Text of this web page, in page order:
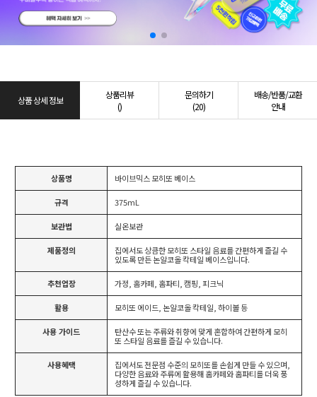
상품 상세 정보
상품리뷰
()
문의하기
(20)
배송/반품/교환
안내
상품명 바이브믹스 모히또 베이스
규격 375mL
보관법 실온보관
제품정의
집에서도 상큼한 모히또 스타일 음료를 간편하게 즐길 수
있도록 만든 논알코올 칵테일 베이스입니다.
추천업장 가정, 홈카페, 홈파티, 캠핑, 피크닉
활용 모히또 에이드, 논알코올 칵테일, 하이볼 등
사용 가이드
탄산수 또는 주류와 취향에 맞게 혼합하여 간편하게 모히
또 스타일 음료를 즐길 수 있습니다.
사용혜택
집에서도 전문점 수준의 모히또를 손쉽게 만들 수 있으며,
다양한 음료와 주류에 활용해 홈카페와 홈파티를 더욱 풍
성하게 즐길 수 있습니다.